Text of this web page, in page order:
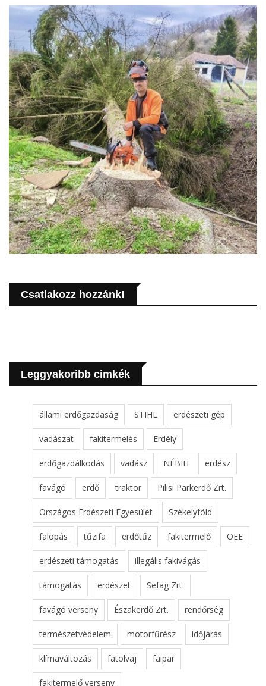
Csatlakozz hozzánk!
Leggyakoribb cimkék
állami erdőgazdaság STIHL erdészeti gép
vadászat fakitermelés Erdély
erdőgazdálkodás vadász NÉBIH erdész
favágó erdő traktor Pilisi Parkerdő Zrt.
Országos Erdészeti Egyesület Székelyföld
falopás tűzifa erdőtűz fakitermelő OEE
erdészeti támogatás illegális fakivágás
támogatás erdészet Sefag Zrt.
favágó verseny Északerdő Zrt. rendőrség
természetvédelem motorfűrész időjárás
klímaváltozás fatolvaj faipar
fakitermelő verseny